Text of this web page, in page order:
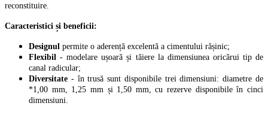
reconstituire.
Caracteristici și beneficii:
Designul permite o aderență excelentă a cimentului rășinic;
Flexibil - modelare ușoară și tăiere la dimensiunea oricărui tip de
canal radicular;
Diversitate - în trusă sunt disponibile trei dimensiuni: diametre de
*1,00 mm, 1,25 mm și 1,50 mm, cu rezerve disponibile în cinci
dimensiuni.